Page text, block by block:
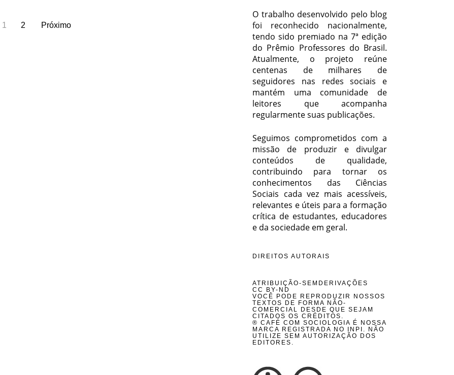
1 2 Próximo
O trabalho desenvolvido pelo blog
foi reconhecido nacionalmente,
tendo sido premiado na 7ª edição
do Prêmio Professores do Brasil.
Atualmente, o projeto reúne
centenas de milhares de
seguidores nas redes sociais e
mantém uma comunidade de
leitores que acompanha
regularmente suas publicações.
Seguimos comprometidos com a
missão de produzir e divulgar
conteúdos de qualidade,
contribuindo para tornar os
conhecimentos das Ciências
Sociais cada vez mais acessíveis,
relevantes e úteis para a formação
crítica de estudantes, educadores
e da sociedade em geral.
DIREITOS AUTORAIS
ATRIBUIÇÃO-SEMDERIVAÇÕES
CC BY-ND
VOCÊ PODE REPRODUZIR NOSSOS
TEXTOS DE FORMA NÃO-
COMERCIAL DESDE QUE SEJAM
CITADOS OS CRÉDITOS.
® CAFÉ COM SOCIOLOGIA É NOSSA
MARCA REGISTRADA NO INPI. NÃO
UTILIZE SEM AUTORIZAÇÃO DOS
EDITORES.